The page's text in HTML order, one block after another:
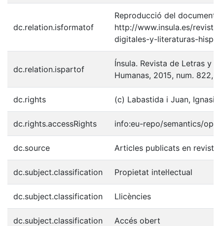
dc.relation.isformatof
Reproducció del document
http://www.insula.es/
digitales-y-literaturas-
dc.relation.ispartof
Ínsula. Revista de Letras y
Humanas, 2015, num. 822,
dc.rights (c) Labastida i Juan, Ignasi,
dc.rights.accessRights info:eu-repo/semantics/
dc.source Articles publicats en
dc.subject.classification Propietat intel·lectual
dc.subject.classification Llicències
dc.subject.classification Accés obert